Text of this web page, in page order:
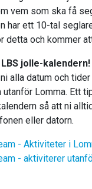
vem som ska få
har ett 10-tal
detta och kommer
jolle-kalendern!
alla datum och
Lomma. Ett
så att ni
eller datorn.
- Aktiviteter i
- aktiviterer